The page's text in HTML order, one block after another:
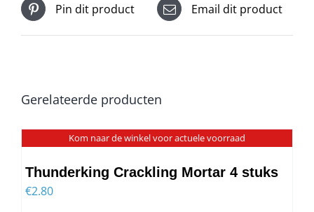
Pin dit product Email dit product
Gerelateerde producten
Kom naar de winkel voor actuele voorraad
Thunderking Crackling Mortar 4 stuks
€2.80